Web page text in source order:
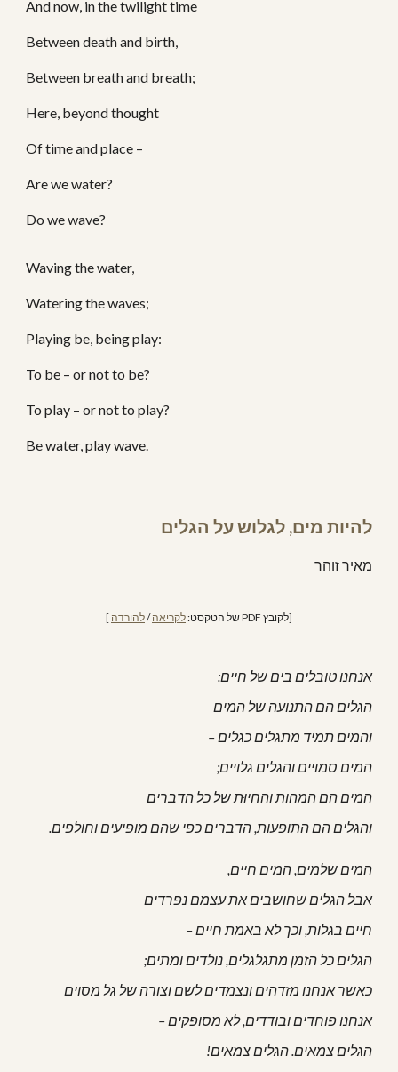
And now, in the twilight time
Between death and birth,
Between breath and breath;
Here, beyond thought
Of time and place –
Are we water?
Do we wave?
Waving the water,
Watering the waves;
Playing be, being play:
To be – or not to be?
To play – or not to play?
Be water, play wave.
להיות מים, לגלוש על הגלים
מאיר זוהר
[לקובץ PDF של הטקסט: לקריאה / להורדה ]
אנחנו טובלים בים של חיים:
הגלים הם התנועה של המים
והמים תמיד מתגלים כגלים –
המים סמויים והגלים גלויים;
המים הם המהות והחיוּת של כל הדברים
והגלים הם התופעות, הדברים כפי שהם מופיעים וחולפים.
המים שלמים, המים חיים,
אבל הגלים שחושבים את עצמם נפרדים
חיים בגלות, וכך לא באמת חיים –
הגלים כל הזמן מתגלגלים, נולדים ומתים;
כאשר אנחנו מזדהים ונצמדים לשם וצורה של גל מסוים
אנחנו פוחדים ובודדים, לא מסופקים –
הגלים צמאים. הגלים צמאים!